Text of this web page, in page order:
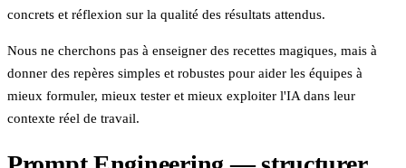
concrets et réflexion sur la qualité des résultats attendus.
Nous ne cherchons pas à enseigner des recettes magiques, mais à
donner des repères simples et robustes pour aider les équipes à
mieux formuler, mieux tester et mieux exploiter l'IA dans leur
contexte réel de travail.